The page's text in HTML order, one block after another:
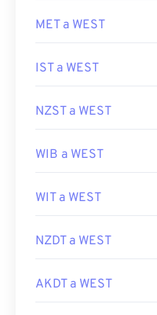
MET a WEST
IST a WEST
NZST a WEST
WIB a WEST
WIT a WEST
NZDT a WEST
AKDT a WEST